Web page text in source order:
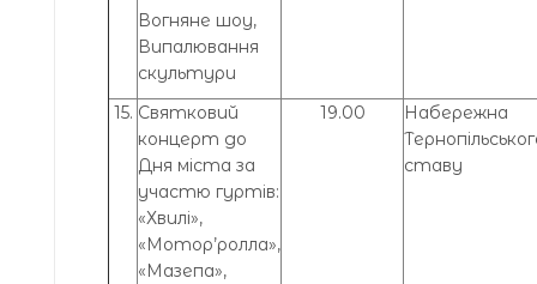
Вогняне шоу,
Випалювання
скультури
15. Святковий
концерт до
Дня міста за
участю гуртів:
«Хвилі»,
«Мотор’ролла»,
«Мазепа»,
19.00
Набережна
ставу